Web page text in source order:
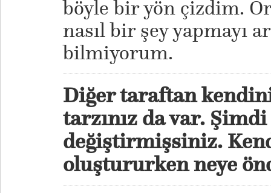
böyle bir yön çizdim.
nasıl bir şey yapmayı
bilmiyorum.
Diğer taraftan
tarzınız da var.
değiştirmişsiniz.
oluştururken neye